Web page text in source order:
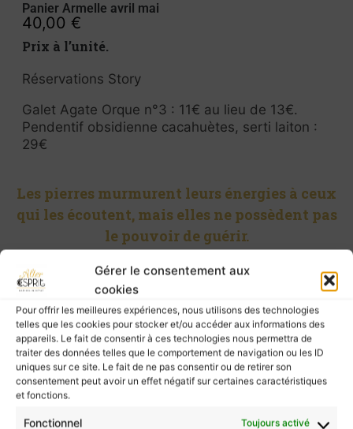
Gérer le consentement aux
cookies
Pour offrir les meilleures expériences, nous utilisons des technologies
telles que les cookies pour stocker et/ou accéder aux informations des
appareils. Le fait de consentir à ces technologies nous permettra de
traiter des données telles que le comportement de navigation ou les ID
uniques sur ce site. Le fait de ne pas consentir ou de retirer son
consentement peut avoir un effet négatif sur certaines caractéristiques
et fonctions.
Fonctionnel Toujours activé
Panier Armelle avril mai
40,00 €
Prix à l’unité.
Réservations Story
Galet Agate Orque n°3 : 11€ au lieu de 13€.
Pendentif obsidienne cacahuètes, serti laiton :
29€
Les pierres murmurent leurs énergies à ceux
qui les écoutent, mais elles ne possèdent pas
le pouvoir de guérir.
consultation d’un professionnel de santé.
Retour à la boutique
Tu pourrais apprécier ces articles